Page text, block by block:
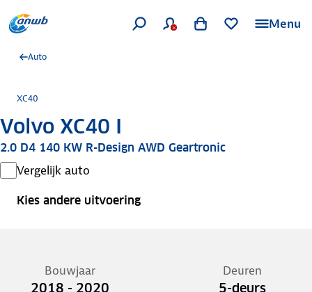
Menu
Auto
XC40
Volvo XC40 I
2.0 D4 140 KW R-Design AWD Geartronic
Vergelijk auto
Kies andere uitvoering
Bouwjaar
2018 - 2020
Deuren
5-deurs